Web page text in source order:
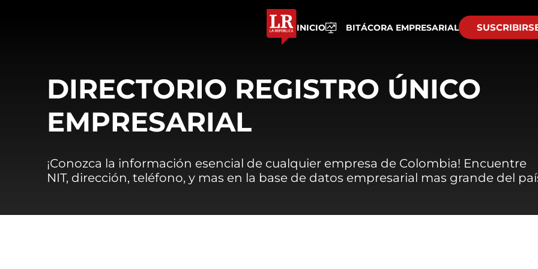
INICIO BITÁCORA EMPRESARIAL
DIRECTORIO REGISTRO ÚNICO
EMPRESARIAL
¡Conozca la información esencial de cualquier empresa de Colombia! Encuentre
NIT, dirección, teléfono, y mas en la base de datos empresarial mas grande del